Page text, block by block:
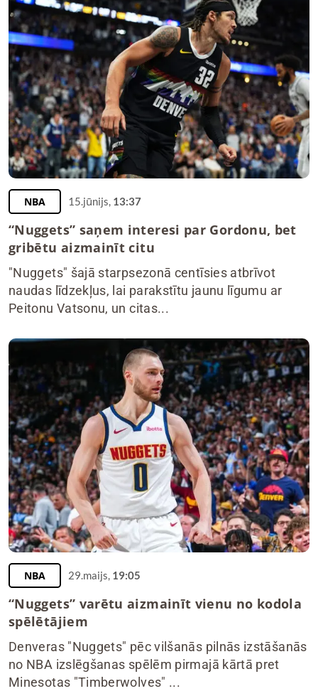
NBA 15.jūnijs, 13:37
“Nuggets” saņem interesi par Gordonu, bet
gribētu aizmainīt citu
"Nuggets" šajā starpsezonā centīsies atbrīvot
naudas līdzekļus, lai parakstītu jaunu līgumu ar
Peitonu Vatsonu, un citas...
NBA 29.maijs, 19:05
“Nuggets” varētu aizmainīt vienu no kodola
spēlētājiem
Denveras "Nuggets" pēc vilšanās pilnās izstāšanās
no NBA izslēgšanas spēlēm pirmajā kārtā pret
Minesotas "Timberwolves" ...